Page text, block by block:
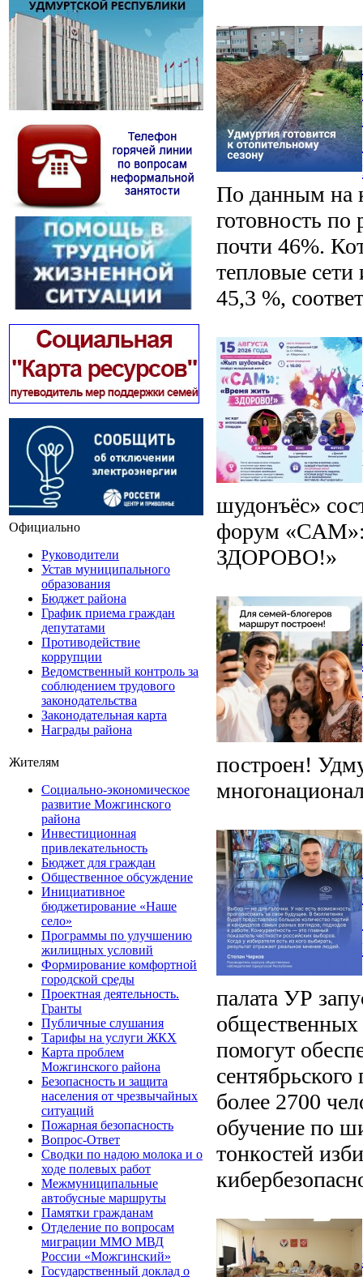
Официально
Руководители
Устав муниципального
образования
Бюджет района
График приема граждан
депутатами
Противодействие
коррупции
Ведомственный контроль за
соблюдением трудового
законодательства
Законодательная карта
Награды района
Жителям
Социально-экономическое
развитие Можгинского
района
Инвестиционная
привлекательность
Бюджет для граждан
Общественное обсуждение
Инициативное
бюджетирование «Наше
село»
Программы по улучшению
жилищных условий
Формирование комфортной
городской среды
Проектная деятельность.
Гранты
Публичные слушания
Тарифы на услуги ЖКХ
Карта проблем
Можгинского района
Безопасность и защита
населения от чрезвычайных
ситуаций
Пожарная безопасность
Вопрос-Ответ
Сводки по надою молока и о
ходе полевых работ
Межмуниципальные
автобусные маршруты
Памятки гражданам
Отделение по вопросам
миграции ММО МВД
России «Можгинский»
Государственный доклад о
По данным на
готовность по
почти 46%.
тепловые
45,3 %,
шудонъёс»
форум
ЗДОРОВО!»
построен!
палата УР
общественных
помогут
более 2700
обучение по
тонкостей